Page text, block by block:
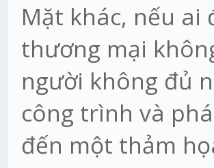
Mặt khác, nếu
thương mại
người không đủ
công trình và
đến một thảm